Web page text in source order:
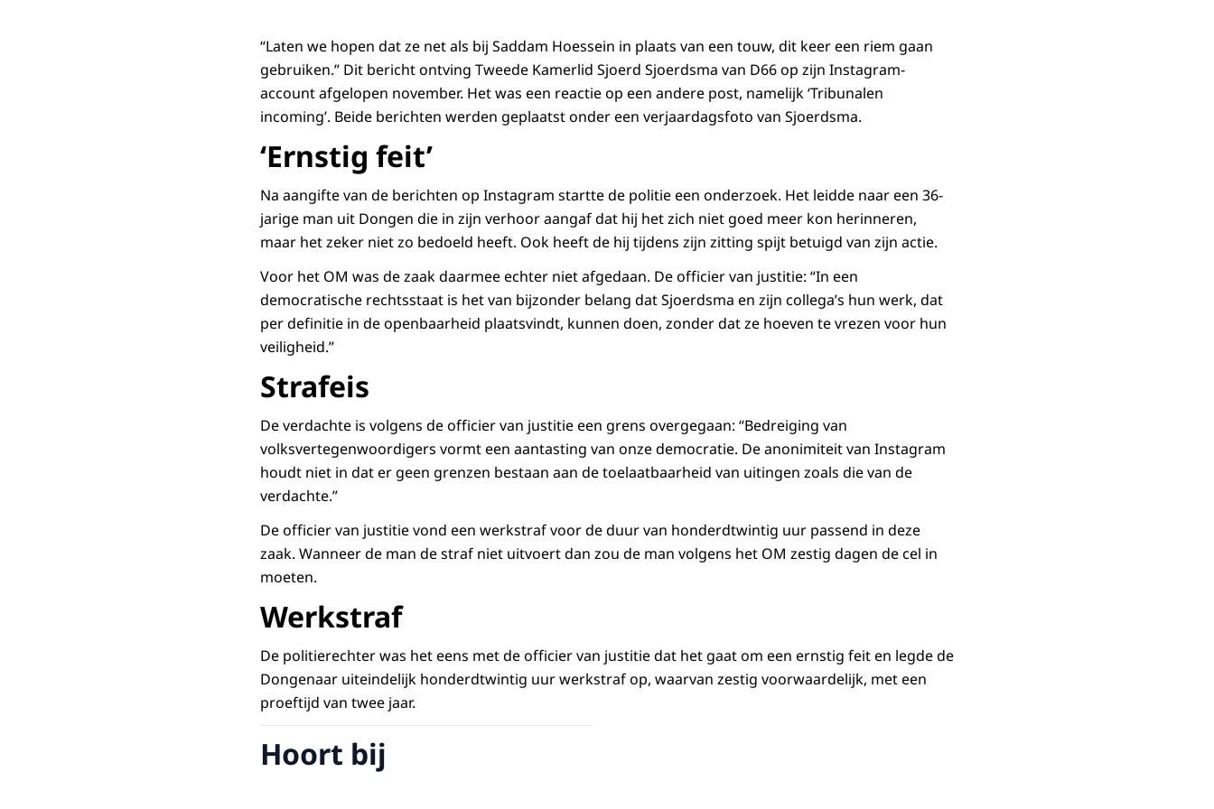
“Laten we hopen dat ze net als bij Saddam Hoessein in plaats van een touw, dit keer een riem gaan
gebruiken.” Dit bericht ontving Tweede Kamerlid Sjoerd Sjoerdsma van D66 op zijn Instagram-
account afgelopen november. Het was een reactie op een andere post, namelijk ‘Tribunalen
incoming’. Beide berichten werden geplaatst onder een verjaardagsfoto van Sjoerdsma.
‘Ernstig feit’
Na aangifte van de berichten op Instagram startte de politie een onderzoek. Het leidde naar een 36-
jarige man uit Dongen die in zijn verhoor aangaf dat hij het zich niet goed meer kon herinneren,
maar het zeker niet zo bedoeld heeft. Ook heeft de hij tijdens zijn zitting spijt betuigd van zijn actie.
Voor het OM was de zaak daarmee echter niet afgedaan. De officier van justitie: “In een
democratische rechtsstaat is het van bijzonder belang dat Sjoerdsma en zijn collega’s hun werk, dat
per definitie in de openbaarheid plaatsvindt, kunnen doen, zonder dat ze hoeven te vrezen voor hun
veiligheid.”
Strafeis
De verdachte is volgens de officier van justitie een grens overgegaan: “Bedreiging van
volksvertegenwoordigers vormt een aantasting van onze democratie. De anonimiteit van Instagram
houdt niet in dat er geen grenzen bestaan aan de toelaatbaarheid van uitingen zoals die van de
verdachte.”
De officier van justitie vond een werkstraf voor de duur van honderdtwintig uur passend in deze
zaak. Wanneer de man de straf niet uitvoert dan zou de man volgens het OM zestig dagen de cel in
moeten.
Werkstraf
De politierechter was het eens met de officier van justitie dat het gaat om een ernstig feit en legde de
Dongenaar uiteindelijk honderdtwintig uur werkstraf op, waarvan zestig voorwaardelijk, met een
proeftijd van twee jaar.
Hoort bij